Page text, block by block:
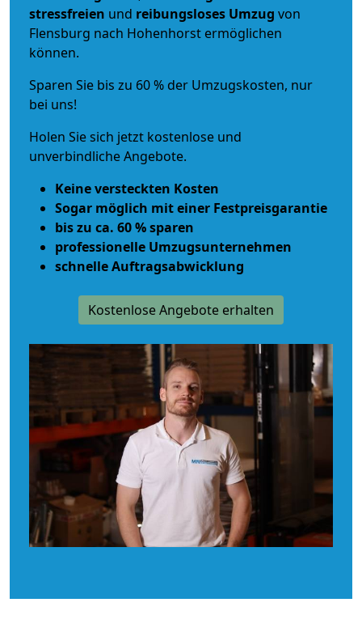
stressfreien und reibungsloses Umzug von
Flensburg nach Hohenhorst ermöglichen
können.
Sparen Sie bis zu 60 % der Umzugskosten, nur
bei uns!
Holen Sie sich jetzt kostenlose und
unverbindliche Angebote.
Keine versteckten Kosten
Sogar möglich mit einer Festpreisgarantie
bis zu ca. 60 % sparen
professionelle Umzugsunternehmen
schnelle Auftragsabwicklung
Kostenlose Angebote erhalten